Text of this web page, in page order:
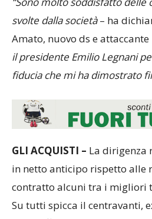
svolte dalla società– ha
Amato, nuovo ds e attaccante
il presidente Emilio Legnani
fiducia che mi ha dimostrato
contratto alcuni tra i migliori